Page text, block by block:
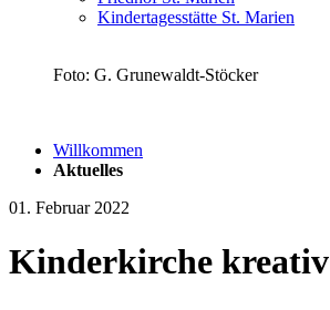
Kindertagesstätte St. Marien
Foto: G. Grunewaldt-Stöcker
Willkommen
Aktuelles
01. Februar 2022
Kinderkirche kreativ